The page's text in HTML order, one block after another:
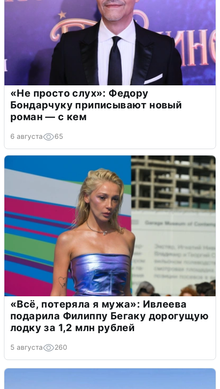
«Не просто слух»: Федору
Бондарчуку приписывают новый
роман — с кем
6 августа 65
«Всё, потеряла я мужа»: Ивлеева
подарила Филиппу Бегаку дорогущую
лодку за 1,2 млн рублей
5 августа 260